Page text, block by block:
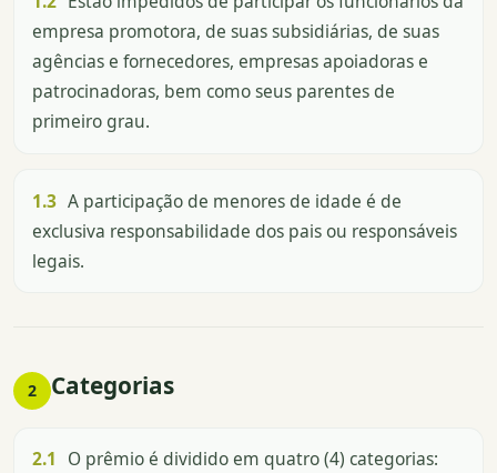
empresa promotora, de suas subsidiárias, de suas
agências e fornecedores, empresas apoiadoras e
patrocinadoras, bem como seus parentes de
primeiro grau.
1.3 A participação de menores de idade é de
exclusiva responsabilidade dos pais ou responsáveis
legais.
2 Categorias
2.1 O prêmio é dividido em quatro (4) categorias: